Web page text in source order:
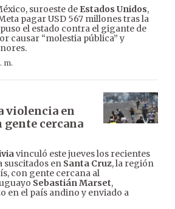
suroeste de Estados Unidos,
pagar USD 567 millones tras la
el estado contra el gigante de
causar “molestia pública” y
m.
violencia en
gente cercana
vinculó este jueves los recientes
suscitados en Santa Cruz, la región
con gente cercana al
Sebastián Marset,
en el país andino y enviado a